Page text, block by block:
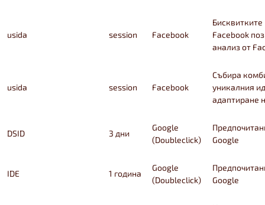
usida session Facebook
Facebook
анализ от
usida session Facebook
Събира
уникалния
адаптиране
DSID 3 дни
Google
(Doubleclick)
Google
IDE 1 година
Google
(Doubleclick)
Google